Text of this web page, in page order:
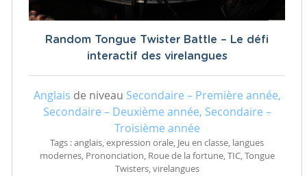
Random Tongue Twister Battle – Le défi
interactif des virelangues
Anglais de niveau Secondaire – Première année,
Secondaire – Deuxième année, Secondaire –
Troisième année
Tags : anglais, expression orale, Jeu en classe, langues
modernes, Prononciation, Roue de la fortune, TIC, Tongue
Twisters, virelangues